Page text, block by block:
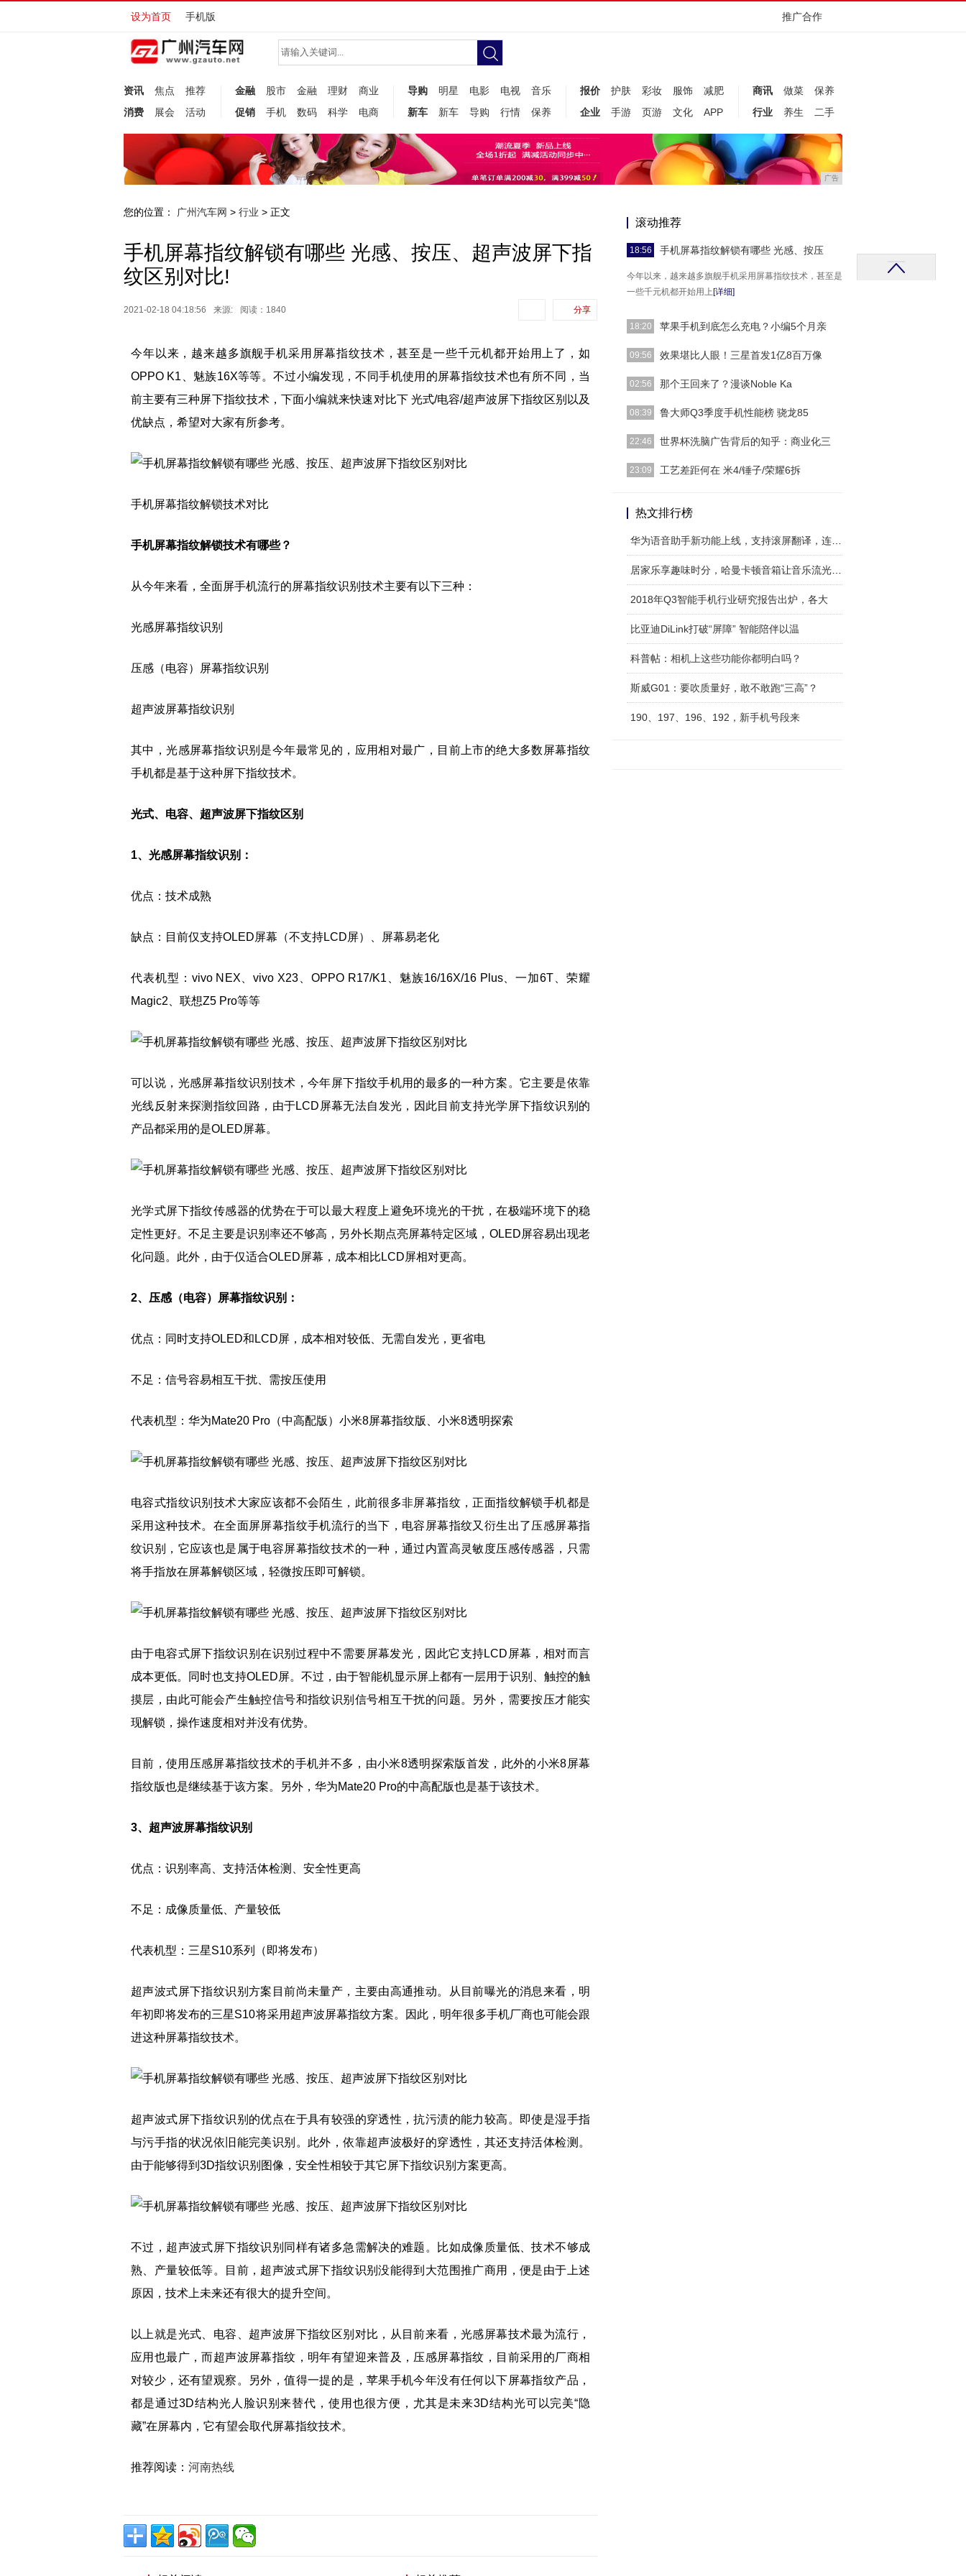
设为首页 手机版 推广合作
资讯 焦点
推荐
消费
展会 活动
金融 股市 金融 理财
商业
促销
手机 数码 科学 电商
导购 明星 电影 电视
音乐
新车
新车 导购 行情 保养
报价 护肤 彩妆 服饰
减肥
企业
手游 页游 文化 APP
商讯 做菜
保养
行业
养生 二手
广告
您的位置： 广州汽车网 > 行业 > 正文
手机屏幕指纹解锁有哪些 光感、按压、超声波屏下指
纹区别对比!
2021-02-18 04:18:56 来源: 阅读：1840 分享
今年以来，越来越多旗舰手机采用屏幕指纹技术，甚至是一些千元机都开始用上了，如
OPPO K1、魅族16X等等。不过小编发现，不同手机使用的屏幕指纹技术也有所不同，当
前主要有三种屏下指纹技术，下面小编就来快速对比下 光式/电容/超声波屏下指纹区别以及
优缺点，希望对大家有所参考。
手机屏幕指纹解锁技术对比
手机屏幕指纹解锁技术有哪些？
从今年来看，全面屏手机流行的屏幕指纹识别技术主要有以下三种：
光感屏幕指纹识别
压感（电容）屏幕指纹识别
超声波屏幕指纹识别
其中，光感屏幕指纹识别是今年最常见的，应用相对最广，目前上市的绝大多数屏幕指纹
手机都是基于这种屏下指纹技术。
光式、电容、超声波屏下指纹区别
1、光感屏幕指纹识别：
优点：技术成熟
缺点：目前仅支持OLED屏幕（不支持LCD屏）、屏幕易老化
代表机型：vivo NEX、vivo X23、OPPO R17/K1、魅族16/16X/16 Plus、一加6T、荣耀
Magic2、联想Z5 Pro等等
可以说，光感屏幕指纹识别技术，今年屏下指纹手机用的最多的一种方案。它主要是依靠
光线反射来探测指纹回路，由于LCD屏幕无法自发光，因此目前支持光学屏下指纹识别的
产品都采用的是OLED屏幕。
光学式屏下指纹传感器的优势在于可以最大程度上避免环境光的干扰，在极端环境下的稳
定性更好。不足主要是识别率还不够高，另外长期点亮屏幕特定区域，OLED屏容易出现老
化问题。此外，由于仅适合OLED屏幕，成本相比LCD屏相对更高。
2、压感（电容）屏幕指纹识别：
优点：同时支持OLED和LCD屏，成本相对较低、无需自发光，更省电
不足：信号容易相互干扰、需按压使用
代表机型：华为Mate20 Pro（中高配版）小米8屏幕指纹版、小米8透明探索
电容式指纹识别技术大家应该都不会陌生，此前很多非屏幕指纹，正面指纹解锁手机都是
采用这种技术。在全面屏屏幕指纹手机流行的当下，电容屏幕指纹又衍生出了压感屏幕指
纹识别，它应该也是属于电容屏幕指纹技术的一种，通过内置高灵敏度压感传感器，只需
将手指放在屏幕解锁区域，轻微按压即可解锁。
由于电容式屏下指纹识别在识别过程中不需要屏幕发光，因此它支持LCD屏幕，相对而言
成本更低。同时也支持OLED屏。不过，由于智能机显示屏上都有一层用于识别、触控的触
摸层，由此可能会产生触控信号和指纹识别信号相互干扰的问题。另外，需要按压才能实
现解锁，操作速度相对并没有优势。
目前，使用压感屏幕指纹技术的手机并不多，由小米8透明探索版首发，此外的小米8屏幕
指纹版也是继续基于该方案。另外，华为Mate20 Pro的中高配版也是基于该技术。
3、超声波屏幕指纹识别
优点：识别率高、支持活体检测、安全性更高
不足：成像质量低、产量较低
代表机型：三星S10系列（即将发布）
超声波式屏下指纹识别方案目前尚未量产，主要由高通推动。从目前曝光的消息来看，明
年初即将发布的三星S10将采用超声波屏幕指纹方案。因此，明年很多手机厂商也可能会跟
进这种屏幕指纹技术。
超声波式屏下指纹识别的优点在于具有较强的穿透性，抗污渍的能力较高。即使是湿手指
与污手指的状况依旧能完美识别。此外，依靠超声波极好的穿透性，其还支持活体检测。
由于能够得到3D指纹识别图像，安全性相较于其它屏下指纹识别方案更高。
不过，超声波式屏下指纹识别同样有诸多急需解决的难题。比如成像质量低、技术不够成
熟、产量较低等。目前，超声波式屏下指纹识别没能得到大范围推广商用，便是由于上述
原因，技术上未来还有很大的提升空间。
以上就是光式、电容、超声波屏下指纹区别对比，从目前来看，光感屏幕技术最为流行，
应用也最广，而超声波屏幕指纹，明年有望迎来普及，压感屏幕指纹，目前采用的厂商相
对较少，还有望观察。另外，值得一提的是，苹果手机今年没有任何以下屏幕指纹产品，
都是通过3D结构光人脸识别来替代，使用也很方便，尤其是未来3D结构光可以完美“隐
藏”在屏幕内，它有望会取代屏幕指纹技术。
推荐阅读： 河南热线
滚动推荐
18:56 手机屏幕指纹解锁有哪些 光感、按压
今年以来，越来越多旗舰手机采用屏幕指纹技术，甚至是
一些千元机都开始用上 [详细]
18:20 苹果手机到底怎么充电？小编5个月亲
本来在系统中加入电池健康之前，是一件非常人性化的事
09:56 效果堪比人眼！三星首发1亿8百万像
近日，三星电子推出手机图像传感器ISOCELL亮HMX，
02:56 那个王回来了？漫谈Noble Ka
不论是当时网站的版面头条还是结合网友们的讨论度与评
08:39 鲁大师Q3季度手机性能榜 骁龙85
今年的Q3季度格外热闹，骁龙855 Plus和骁龙855的旗
22:46 世界杯洗脑广告背后的知乎：商业化三
上知乎、问知乎、答知乎、看知乎、搜知乎、刷知乎，有
23:09 工艺差距何在 米4/锤子/荣耀6拆
事实上也正是如此，例
热文排行榜
2018年Q3智能手机行业研究报告出炉，各大
比亚迪DiLink打破“屏障” 智能陪伴以温
科普帖：相机上这些功能你都明白吗？
斯威G01：要吹质量好，敢不敢跑“三高”？
190、197、196、192，新手机号段来